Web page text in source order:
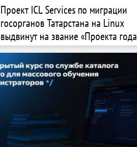
Проект ICL Services по миграции
госорганов Татарстана на Linux
выдвинут на звание «Проекта года
2024»